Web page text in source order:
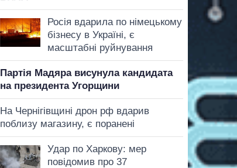
Росія вдарила по німецькому
бізнесу в Україні, є
масштабні руйнування
Партія Мадяра висунула кандидата
на президента Угорщини
На Чернігівщині дрон рф вдарив
поблизу магазину, є поранені
Удар по Харкову: мер
повідомив про 37